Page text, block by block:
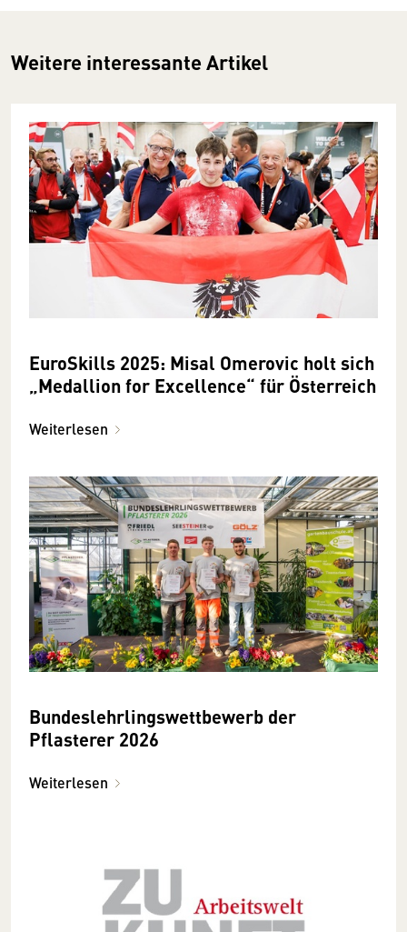
Weitere interessante Artikel
EuroSkills 2025: Misal Omerovic holt sich
„Medallion for Excellence“ für Österreich
Weiterlesen
Bundeslehrlingswettbewerb der
Pflasterer 2026
Weiterlesen